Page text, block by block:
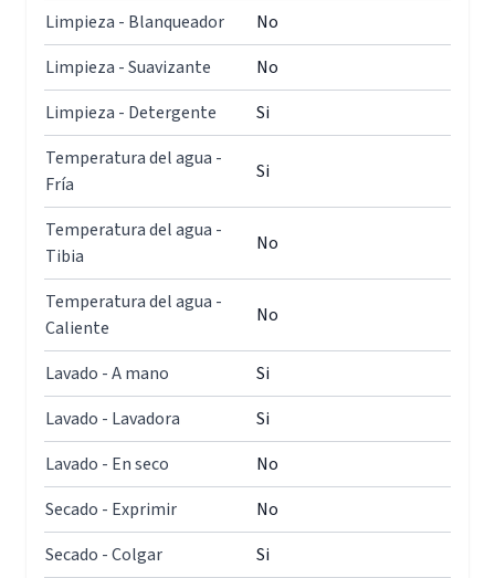
Limpieza - Blanqueador
No
Limpieza - Suavizante
No
Limpieza - Detergente
Si
Temperatura del agua -
Fría
Si
Temperatura del agua -
Tibia
No
Temperatura del agua -
Caliente
No
Lavado - A mano
Si
Lavado - Lavadora
Si
Lavado - En seco
No
Secado - Exprimir
No
Secado - Colgar
Si